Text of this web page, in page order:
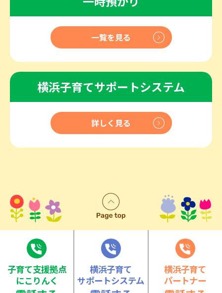
一覧を見る
横浜子育てサポートシステム
詳しく見る
⼦育て⽀援拠点
にこりんく
横浜子育て
サポートシステム
横浜子育て
パートナー